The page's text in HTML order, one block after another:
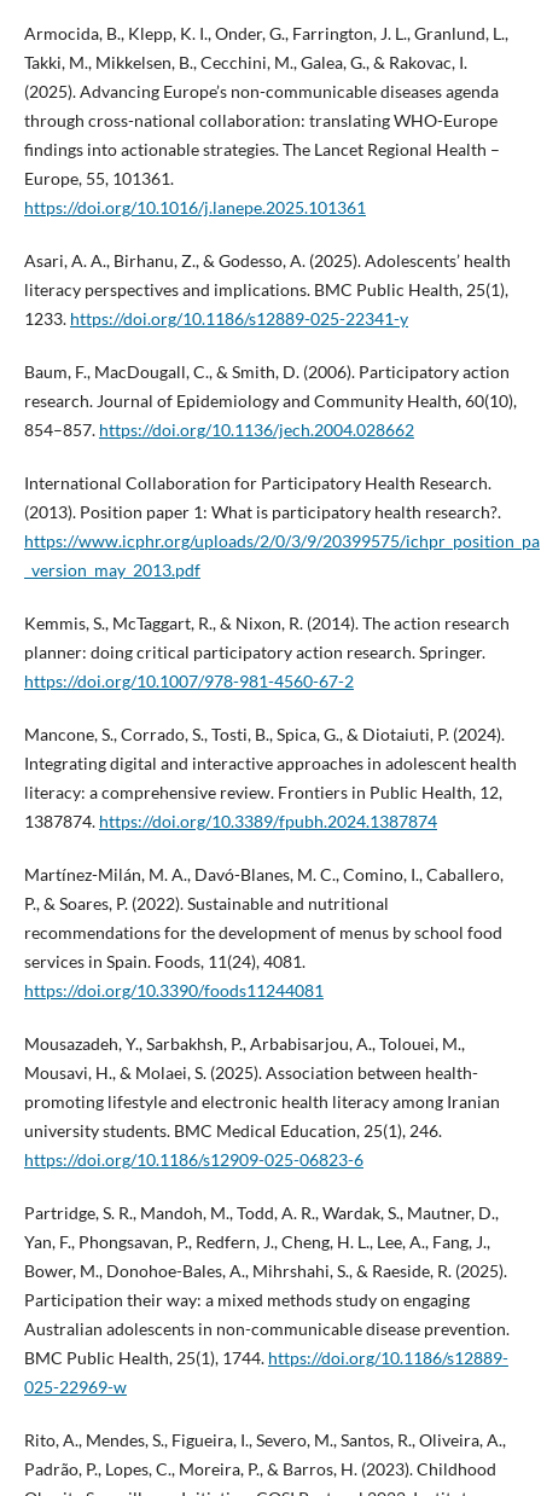
Armocida, B., Klepp, K. I., Onder, G., Farrington, J. L., Granlund, L.,
Takki, M., Mikkelsen, B., Cecchini, M., Galea, G., & Rakovac, I.
(2025). Advancing Europe’s non-communicable diseases agenda
through cross-national collaboration: translating WHO-Europe
findings into actionable strategies. The Lancet Regional Health –
Europe, 55, 101361.
https://doi.org/10.1016/j.lanepe.2025.101361
Asari, A. A., Birhanu, Z., & Godesso, A. (2025). Adolescents’ health
literacy perspectives and implications. BMC Public Health, 25(1),
1233. https://doi.org/10.1186/s12889-025-22341-y
Baum, F., MacDougall, C., & Smith, D. (2006). Participatory action
research. Journal of Epidemiology and Community Health, 60(10),
854–857. https://doi.org/10.1136/jech.2004.028662
International Collaboration for Participatory Health Research.
(2013). Position paper 1: What is participatory health research?.
https://www.icphr.org/uploads/2/0/3/9/20399575/
_version_may_2013.pdf
Kemmis, S., McTaggart, R., & Nixon, R. (2014). The action research
planner: doing critical participatory action research. Springer.
https://doi.org/10.1007/978-981-4560-67-2
Mancone, S., Corrado, S., Tosti, B., Spica, G., & Diotaiuti, P. (2024).
Integrating digital and interactive approaches in adolescent health
literacy: a comprehensive review. Frontiers in Public Health, 12,
1387874. https://doi.org/10.3389/fpubh.2024.1387874
Martínez-Milán, M. A., Davó-Blanes, M. C., Comino, I., Caballero,
P., & Soares, P. (2022). Sustainable and nutritional
recommendations for the development of menus by school food
services in Spain. Foods, 11(24), 4081.
https://doi.org/10.3390/foods11244081
Mousazadeh, Y., Sarbakhsh, P., Arbabisarjou, A., Tolouei, M.,
Mousavi, H., & Molaei, S. (2025). Association between health-
promoting lifestyle and electronic health literacy among Iranian
university students. BMC Medical Education, 25(1), 246.
https://doi.org/10.1186/s12909-025-06823-6
Partridge, S. R., Mandoh, M., Todd, A. R., Wardak, S., Mautner, D.,
Yan, F., Phongsavan, P., Redfern, J., Cheng, H. L., Lee, A., Fang, J.,
Bower, M., Donohoe-Bales, A., Mihrshahi, S., & Raeside, R. (2025).
Participation their way: a mixed methods study on engaging
Australian adolescents in non-communicable disease prevention.
BMC Public Health, 25(1), 1744. https://doi.org/10.1186/s12889-
025-22969-w
Rito, A., Mendes, S., Figueira, I., Severo, M., Santos, R., Oliveira, A.,
Padrão, P., Lopes, C., Moreira, P., & Barros, H. (2023). Childhood